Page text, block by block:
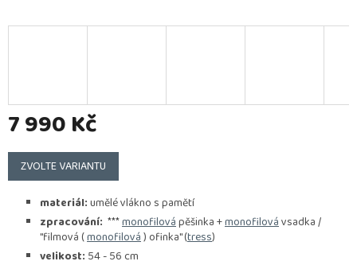
7 990 Kč
Měrná
cena:
ZVOLTE VARIANTU
materiál:umělé vlákno s pamětí
zpracování: ***monofilovápěšinka +monofilovávsadka /
"filmová (monofilová) ofinka" (tress)
velikost: 54 - 56 cm